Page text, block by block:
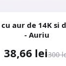
aur de 14K si
- Auriu
38,66 lei300